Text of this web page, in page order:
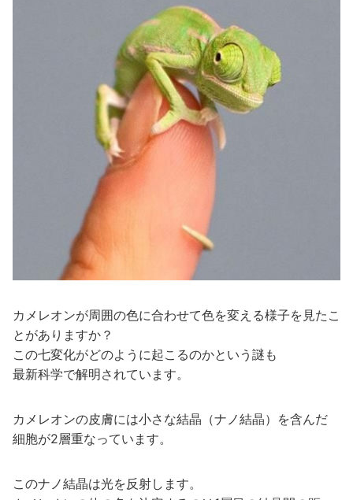
カメレオンが周囲の色に合わせて色を変える様子を見たこ
とがありますか？
この七変化がどのように起こるのかという謎も
最新科学で解明されています。
カメレオンの皮膚には小さな結晶（ナノ結晶）を含んだ
細胞が2層重なっています。
このナノ結晶は光を反射します。